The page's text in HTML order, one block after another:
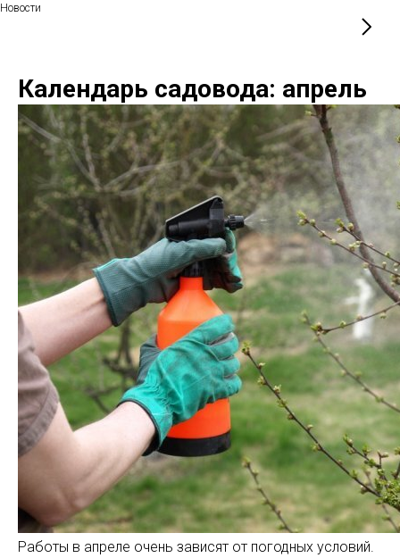
Новости
Календарь садовода: апрель
Работы в апреле очень зависят от погодных условий.